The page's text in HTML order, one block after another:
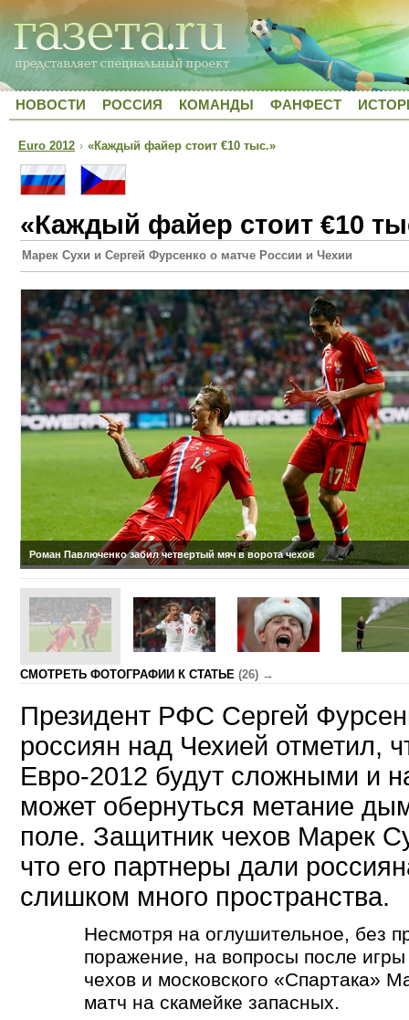
НОВОСТИ РОССИЯ КОМАНДЫ ФАНФЕСТ
Euro 2012 › «Каждый файер стоит €10 тыс.»
«Каждый файер стоит €10
Марек Сухи и Сергей Фурсенко о матче России и Чехии
Роман Павлюченко забил четвертый мяч в ворота чехов
CМОТРЕТЬ ФОТОГРАФИИ К СТАТЬЕ (26) →
Президент РФС Сергей
россиян над Чехией отметил,
Евро-2012 будут сложными и
может обернуться метание
поле. Защитник чехов Марек
что его партнеры дали
слишком много пространства.
Несмотря на оглушительное, без
поражение, на вопросы после
чехов и московского «Спартака»
матч на скамейке запасных.